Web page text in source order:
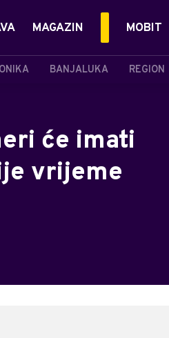
BANJALUKA REGION
MAGAZIN MOBIT
će imati
vrijeme